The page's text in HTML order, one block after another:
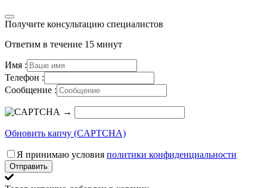
Получите консультацию специалистов
Ответим в течение 15 минут
Имя :
Телефон :
Сообщение :
→
Обновить капчу (CAPTCHA)
Я принимаю условия политики конфиденциальности
Отправить